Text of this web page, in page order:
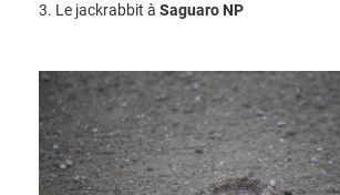
3. Le jackrabbit à Saguaro NP